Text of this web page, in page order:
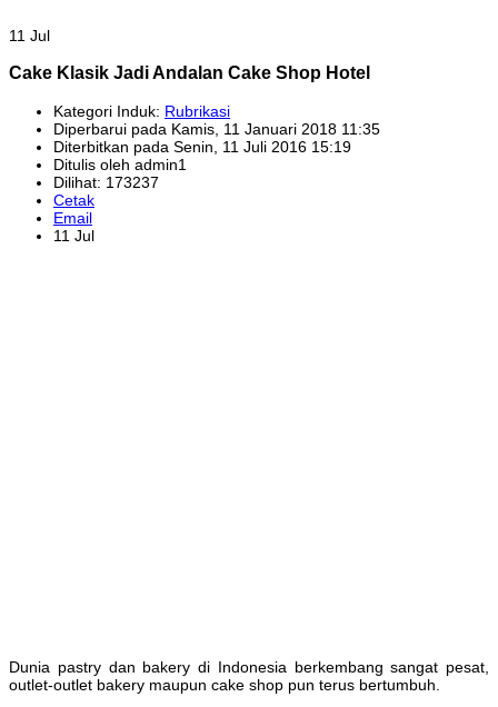
11 Jul
Cake Klasik Jadi Andalan Cake Shop Hotel
Kategori Induk: Rubrikasi
Diperbarui pada Kamis, 11 Januari 2018 11:35
Diterbitkan pada Senin, 11 Juli 2016 15:19
Ditulis oleh admin1
Dilihat: 173237
Cetak
Email
11 Jul
Dunia pastry dan bakery di Indonesia berkembang sangat pesat,
outlet-outlet bakery maupun cake shop pun terus bertumbuh.